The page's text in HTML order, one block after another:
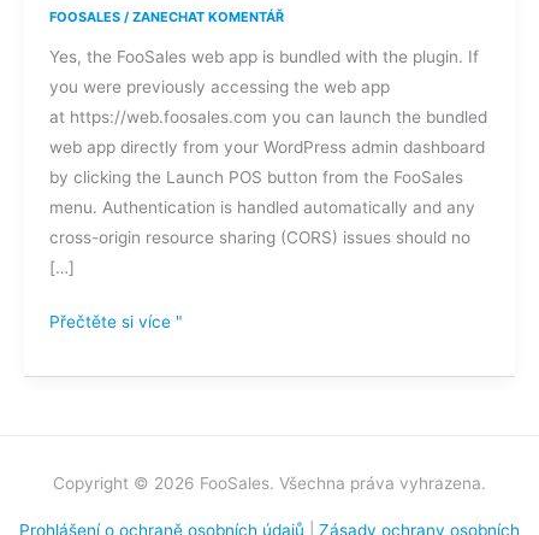
FOOSALES / ZANECHAT KOMENTÁŘ
Yes, the FooSales web app is bundled with the plugin. If
you were previously accessing the web app
at https://web.foosales.com you can launch the bundled
web app directly from your WordPress admin dashboard
by clicking the Launch POS button from the FooSales
menu. Authentication is handled automatically and any
cross-origin resource sharing (CORS) issues should no
[…]
FooSales
na
své
vlastní
doméně?
Přečtěte si více "
Copyright © 2026 FooSales. Všechna práva vyhrazena.
Prohlášení o ochraně osobních údajů Zásady ochrany osobních